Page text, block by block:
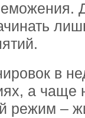
в
а чаще
режим –